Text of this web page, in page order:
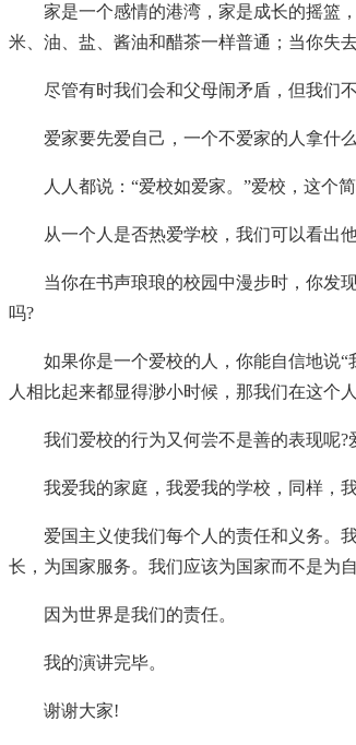
家是一个感情的港湾，家是成长的摇篮
米、油、盐、酱油和醋茶一样普通；当你失
尽管有时我们会和父母闹矛盾，但我们
爱家要先爱自己，一个不爱家的人拿什
人人都说：“爱校如爱家。”爱校，这个
从一个人是否热爱学校，我们可以看出他
当你在书声琅琅的校园中漫步时，你发
吗?
如果你是一个爱校的人，你能自信地说
人相比起来都显得渺小时候，那我们在这个
我们爱校的行为又何尝不是善的表现呢
我爱我的家庭，我爱我的学校，同样，
爱国主义使我们每个人的责任和义务。
长，为国家服务。我们应该为国家而不是为
因为世界是我们的责任。
我的演讲完毕。
谢谢大家!